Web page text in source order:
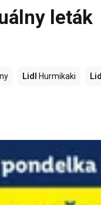
leták
Lidl Hurmikaki Lidl